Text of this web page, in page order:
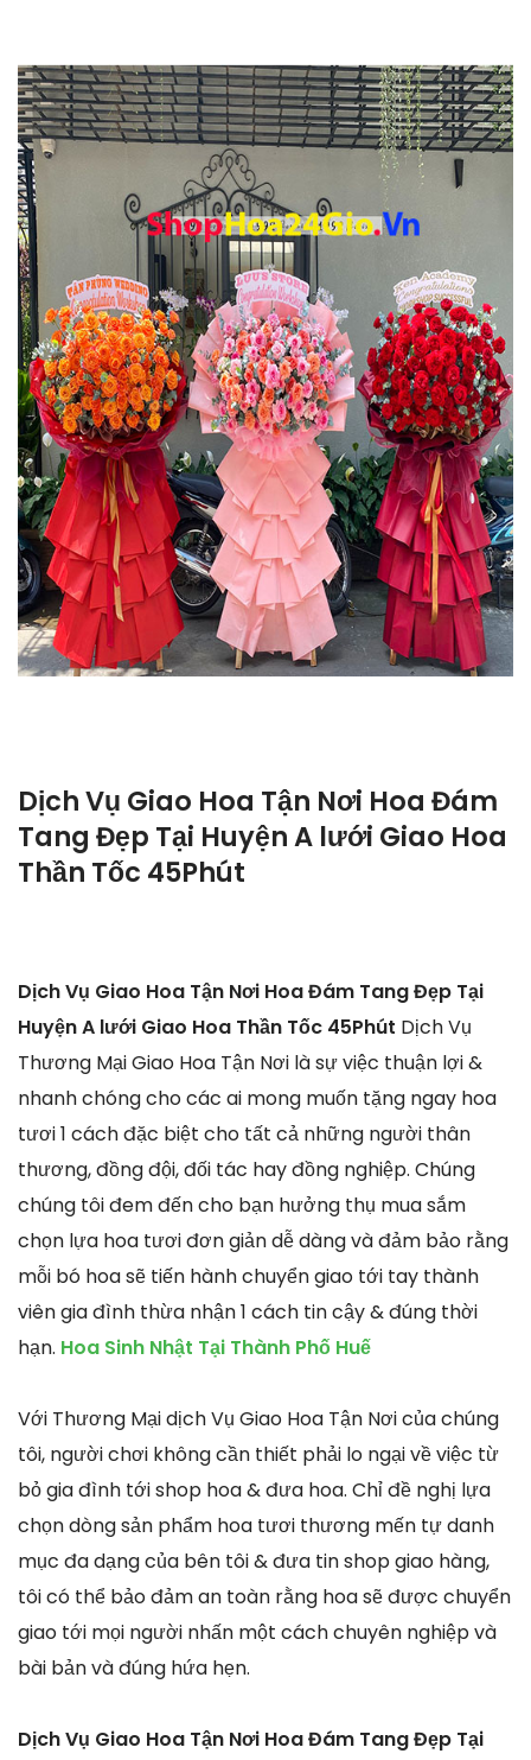
Dịch Vụ Giao Hoa Tận Nơi Hoa Đám
Tang Đẹp Tại Huyện A lưới Giao Hoa
Thần Tốc 45Phút
Dịch Vụ Giao Hoa Tận Nơi Hoa Đám Tang Đẹp Tại
Huyện A lưới Giao Hoa Thần Tốc 45Phút Dịch Vụ
Thương Mại Giao Hoa Tận Nơi là sự việc thuận lợi &
nhanh chóng cho các ai mong muốn tặng ngay hoa
tươi 1 cách đặc biệt cho tất cả những người thân
thương, đồng đội, đối tác hay đồng nghiệp. Chúng
chúng tôi đem đến cho bạn hưởng thụ mua sắm
chọn lựa hoa tươi đơn giản dễ dàng và đảm bảo rằng
mỗi bó hoa sẽ tiến hành chuyển giao tới tay thành
viên gia đình thừa nhận 1 cách tin cậy & đúng thời
hạn. Hoa Sinh Nhật Tại Thành Phố Huế
Với Thương Mại dịch Vụ Giao Hoa Tận Nơi của chúng
tôi, người chơi không cần thiết phải lo ngại về việc từ
bỏ gia đình tới shop hoa & đưa hoa. Chỉ đề nghị lựa
chọn dòng sản phẩm hoa tươi thương mến tự danh
mục đa dạng của bên tôi & đưa tin shop giao hàng,
tôi có thể bảo đảm an toàn rằng hoa sẽ được chuyển
giao tới mọi người nhấn một cách chuyên nghiệp và
bài bản và đúng hứa hẹn.
Dịch Vụ Giao Hoa Tận Nơi Hoa Đám Tang Đẹp Tại